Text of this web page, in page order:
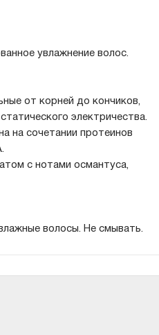
увлажнение волос.
от корней до кончиков,
электричества.
на сочетании протеинов
с нотами османтуса,
волосы. Не смывать.